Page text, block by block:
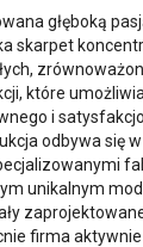
głęboką
skarpet
które
i
odbywa się
unikalnym
firma